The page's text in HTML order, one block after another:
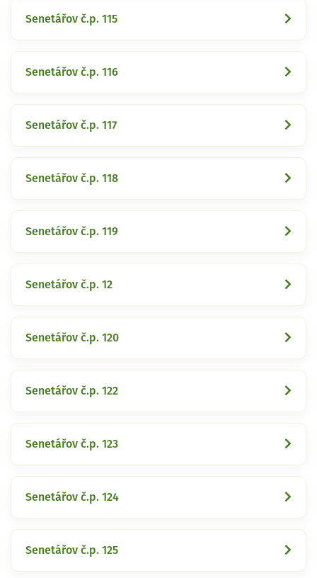
Senetářov č.p. 115
Senetářov č.p. 116
Senetářov č.p. 117
Senetářov č.p. 118
Senetářov č.p. 119
Senetářov č.p. 12
Senetářov č.p. 120
Senetářov č.p. 122
Senetářov č.p. 123
Senetářov č.p. 124
Senetářov č.p. 125